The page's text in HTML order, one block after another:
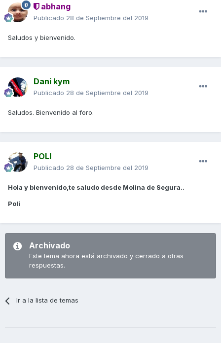
abhang
Publicado 28 de Septiembre del 2019
Saludos y bienvenido.
Dani kym
Publicado 28 de Septiembre del 2019
Saludos. Bienvenido al foro.
POLI
Publicado 28 de Septiembre del 2019
Hola y bienvenido,te saludo desde Molina de Segura..
Poli
Archivado
Este tema ahora está archivado y cerrado a otras
respuestas.
Ir a la lista de temas